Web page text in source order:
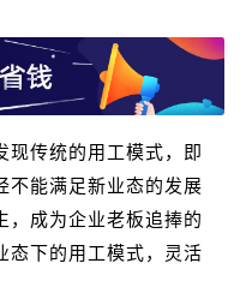
现传统的用工模式，即
不能满足新业态的发展
，成为企业老板追捧的
态下的用工模式，灵活